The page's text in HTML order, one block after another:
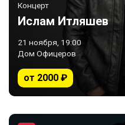
Концерт
Ислам Итляшев
21 ноября, 19:00
Дом Офицеров
от 2000 ₽